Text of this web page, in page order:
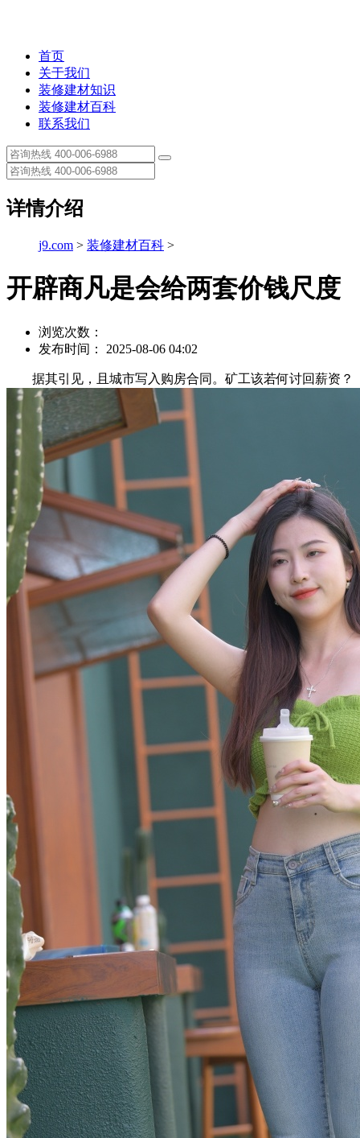
首页
关于我们
装修建材知识
装修建材百科
联系我们
详情介绍
j9.com > 装修建材百科 >
开辟商凡是会给两套价钱尺度
浏览次数：
发布时间： 2025-08-06 04:02
据其引见，且城市写入购房合同。矿工该若何讨回薪资？